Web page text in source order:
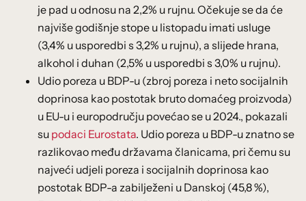
je pad u odnosu na 2,2% u rujnu. Očekuje se da će
najviše godišnje stope u listopadu imati usluge
(3,4% u usporedbi s 3,2% u rujnu), a slijede hrana,
alkohol i duhan (2,5% u usporedbi s 3,0% u rujnu).
Udio poreza u BDP-u (zbroj poreza i neto socijalnih
doprinosa kao postotak bruto domaćeg proizvoda)
u EU-u i europodručju povećao se u 2024., pokazali
su podaci Eurostata. Udio poreza u BDP-u znatno se
razlikovao među državama članicama, pri čemu su
najveći udjeli poreza i socijalnih doprinosa kao
postotak BDP-a zabilježeni u Danskoj (45,8 %),